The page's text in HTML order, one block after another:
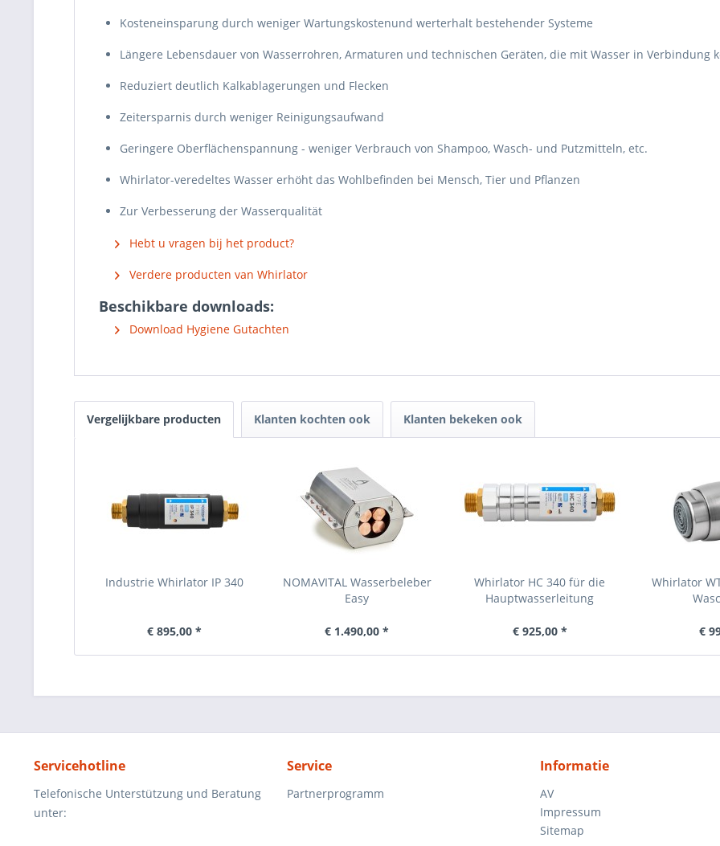
Kosteneinsparung durch weniger Wartungskostenund werterhalt bestehender Systeme
Längere Lebensdauer von Wasserrohren, Armaturen und technischen Geräten, die mit Wasser in Verbindung
Reduziert deutlich Kalkablagerungen und Flecken
Zeitersparnis durch weniger Reinigungsaufwand
Geringere Oberflächenspannung - weniger Verbrauch von Shampoo, Wasch- und Putzmitteln, etc.
Whirlator-veredeltes Wasser erhöht das Wohlbefinden bei Mensch, Tier und Pflanzen
Zur Verbesserung der Wasserqualität
Hebt u vragen bij het product?
Verdere producten van Whirlator
Beschikbare downloads:
Download Hygiene Gutachten
Vergelijkbare producten Klanten kochten ook Klanten bekeken ook
Industrie Whirlator IP 340
€ 895,00 *
NOMAVITAL Wasserbeleber
Easy
€ 1.490,00 *
Whirlator HC 340 für die
Hauptwasserleitung
€ 925,00 *
Whirlator
€
Servicehotline
Telefonische Unterstützung und Beratung
unter:
Service
Partnerprogramm
Informatie
AV
Impressum
Sitemap